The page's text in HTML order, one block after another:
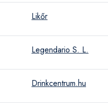
Likőr
Legendario S. L.
Drinkcentrum.hu